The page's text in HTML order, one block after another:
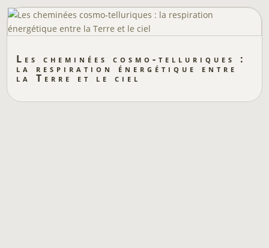
Les cheminées cosmo-telluriques :
la respiration énergétique entre
la Terre et le ciel